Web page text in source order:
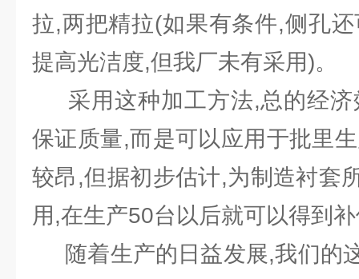
拉,两把精拉(如果有条件,侧孔
提高光洁度,但我厂未有采用)。
采用这种加工方法,总的经济
保证质量,而是可以应用于批里
较昂,但据初步估计,为制造衬套
用,在生产50台以后就可以得到
随着生产的日益发展,我们的